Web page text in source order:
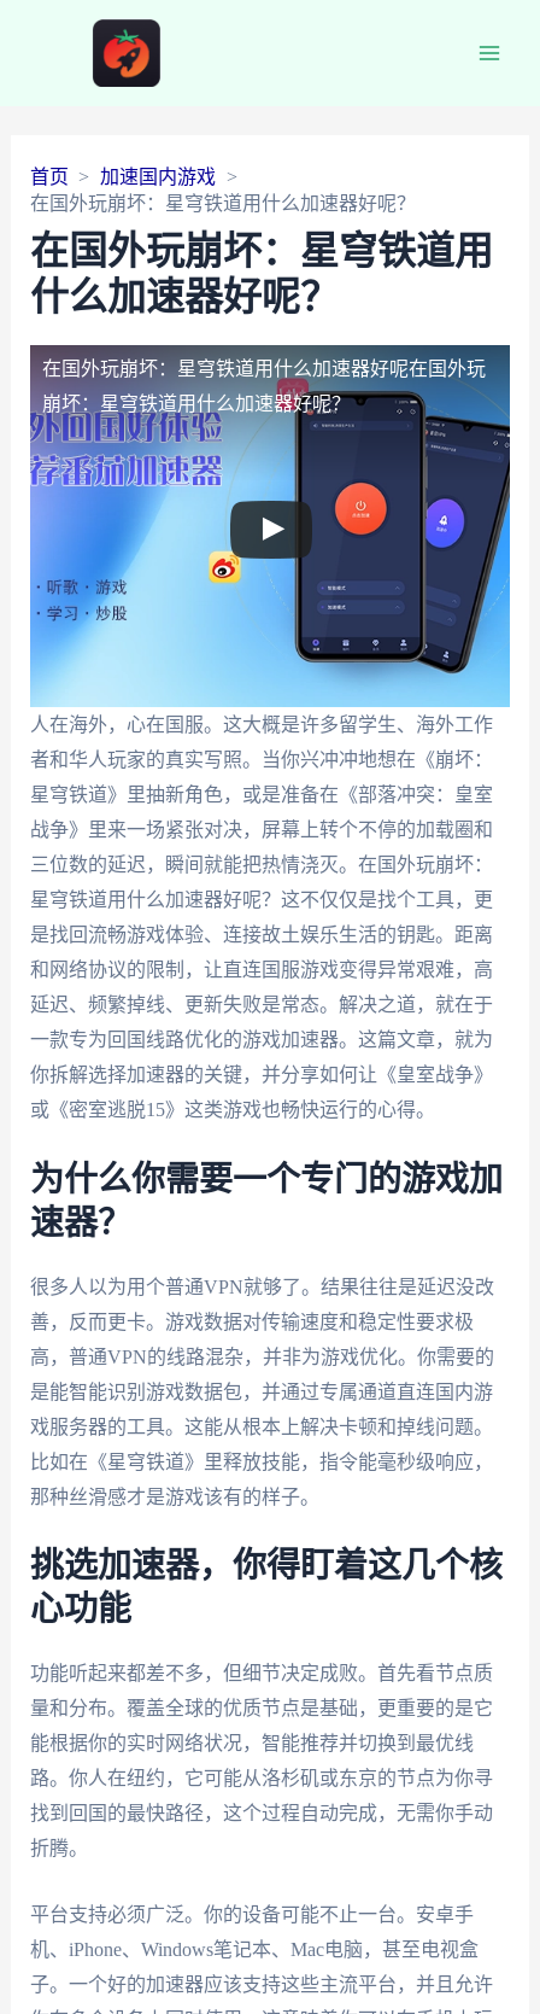
首页
加速国内游戏
在国外玩崩坏：星穹铁道用什么加速器好呢？
在国外玩崩坏：星穹铁道用
什么加速器好呢？
在国外玩崩坏：星穹铁道用什么加速器好呢在国外玩
崩坏：星穹铁道用什么加速器好呢？
人在海外，心在国服。这大概是许多留学生、海外工作
者和华人玩家的真实写照。当你兴冲冲地想在《崩坏：
星穹铁道》里抽新角色，或是准备在《部落冲突：皇室
战争》里来一场紧张对决，屏幕上转个不停的加载圈和
三位数的延迟，瞬间就能把热情浇灭。在国外玩崩坏：
星穹铁道用什么加速器好呢？这不仅仅是找个工具，更
是找回流畅游戏体验、连接故土娱乐生活的钥匙。距离
和网络协议的限制，让直连国服游戏变得异常艰难，高
延迟、频繁掉线、更新失败是常态。解决之道，就在于
一款专为回国线路优化的游戏加速器。这篇文章，就为
你拆解选择加速器的关键，并分享如何让《皇室战争》
或《密室逃脱15》这类游戏也畅快运行的心得。
为什么你需要一个专门的游戏加
速器？
很多人以为用个普通VPN就够了。结果往往是延迟没改
善，反而更卡。游戏数据对传输速度和稳定性要求极
高，普通VPN的线路混杂，并非为游戏优化。你需要的
是能智能识别游戏数据包，并通过专属通道直连国内游
戏服务器的工具。这能从根本上解决卡顿和掉线问题。
比如在《星穹铁道》里释放技能，指令能毫秒级响应，
那种丝滑感才是游戏该有的样子。
挑选加速器，你得盯着这几个核
心功能
功能听起来都差不多，但细节决定成败。首先看节点质
量和分布。覆盖全球的优质节点是基础，更重要的是它
能根据你的实时网络状况，智能推荐并切换到最优线
路。你人在纽约，它可能从洛杉矶或东京的节点为你寻
找到回国的最快路径，这个过程自动完成，无需你手动
折腾。
平台支持必须广泛。你的设备可能不止一台。安卓手
机、iPhone、Windows笔记本、Mac电脑，甚至电视盒
子。一个好的加速器应该支持这些主流平台，并且允许